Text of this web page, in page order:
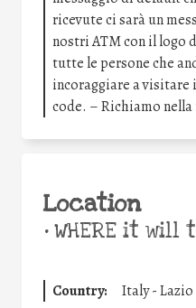
ricevute ci sarà un
nostri ATM con il logo
tutte le persone che
incoraggiare a
code. – Richiamo nella
Location
•WHERE it will
Country:
Italy - Lazio